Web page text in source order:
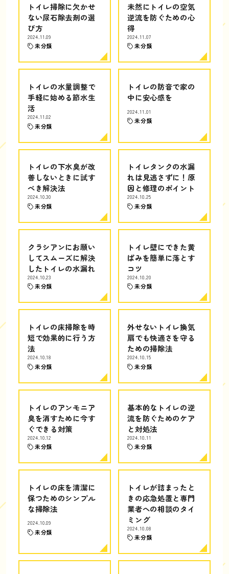
トイレ掃除に欠かせ
ない尿石除去剤の選
び方
2024.11.09
未分類
未然にトイレの空気
逆流を防ぐための心
得
2024.11.07
未分類
トイレの水量調整で
手軽に始める節水生
活
2024.11.02
未分類
トイレの防音で家の
中に安心感を
2024.11.01
未分類
トイレの下水臭が改
善しないときに試す
べき解決法
2024.10.30
未分類
トイレタンクの水漏
れは見逃さずに！原
因と修理のポイント
2024.10.25
未分類
クラシアンにお願い
してスムーズに解決
したトイレの水漏れ
2024.10.23
未分類
トイレ壁にできた黄
ばみを簡単に落とす
コツ
2024.10.20
未分類
トイレの床掃除を時
短で効果的に行う方
法
2024.10.18
未分類
外せないトイレ換気
扇でも快適さを守る
ための掃除法
2024.10.15
未分類
トイレのアンモニア
臭を消すために今す
ぐできる対策
2024.10.12
未分類
基本的なトイレの逆
流を防ぐためのケア
と対処法
2024.10.11
未分類
トイレの床を清潔に
保つためのシンプル
な掃除法
2024.10.09
未分類
トイレが詰まったと
きの応急処置と専門
業者への相談のタイ
ミング
2024.10.08
未分類